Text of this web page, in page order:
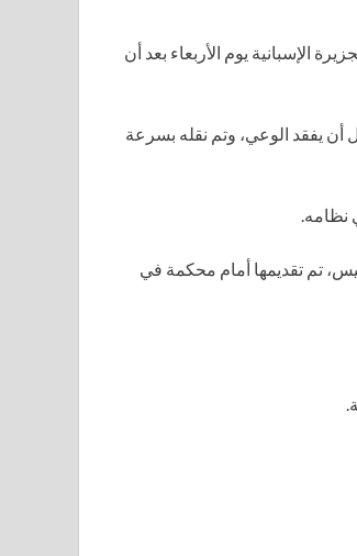
في الجزيرة الإسبانية يوم الأربعاء بعد أن
أن يفقد الوعي، وتم نقله بسرعة
نظامه.
تم تقديمها أمام محكمة في